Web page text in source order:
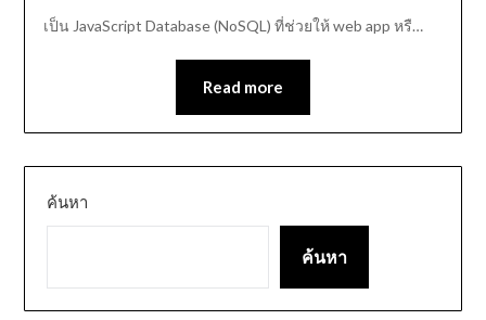
เป็น JavaScript Database (NoSQL) ที่ช่วยให้ web app หรื…
Read more
ค้นหา
ค้นหา